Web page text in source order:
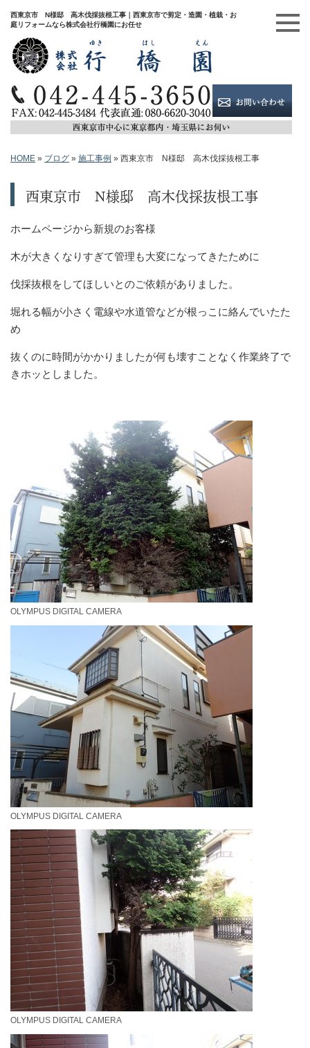
西東京市 N様邸 高木伐採抜根工事｜西東京市で剪定・造園・植栽・お
庭リフォームなら株式会社行橋園にお任せ
HOME » ブログ » 施工事例 » 西東京市 N様邸 高木伐採抜根工事
西東京市 N様邸 高木伐採抜根工事
ホームページから新規のお客様
木が大きくなりすぎて管理も大変になってきたために
伐採抜根をしてほしいとのご依頼がありました。
堀れる幅が小さく電線や水道管などが根っこに絡んでいたた
め
抜くのに時間がかかりましたが何も壊すことなく作業終了で
きホッとしました。
OLYMPUS DIGITAL CAMERA
OLYMPUS DIGITAL CAMERA
OLYMPUS DIGITAL CAMERA